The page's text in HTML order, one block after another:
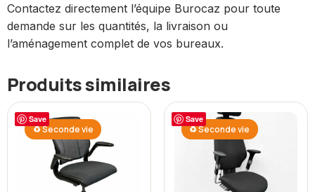
Contactez directement l’équipe Burocaz pour toute
demande sur les quantités, la livraison ou
l’aménagement complet de vos bureaux.
Produits similaires
Save
♻ Seconde vie
Save
♻ Seconde vie